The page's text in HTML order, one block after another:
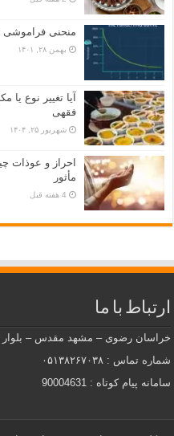
منحنی فراموشی
بهمن ۲۸, ۱۴۰۱
آیا تغییر نوع
فقهی
شهریور ۲۵, ۱۴۰۴
احراز و عوذات
مأثور
4 هفته قبل
ارتباط با ما
خراسان رضوی – مشهد مقدس – بلوار
شماره تماس : ۰۵۱۳۸۲۶۷۰۳۸
سامانه پیام کوتاه : 90004631